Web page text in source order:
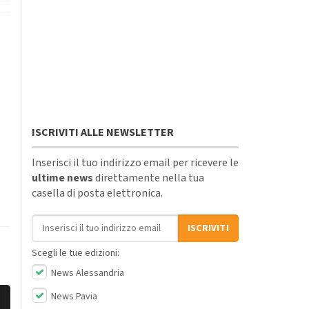
ISCRIVITI ALLE NEWSLETTER
Inserisci il tuo indirizzo email per ricevere le
ultime newsdirettamente nella tua
casella di posta elettronica.
Indirizzo email
ISCRIVITI
Scegli le tue edizioni:
News Alessandria
News Pavia